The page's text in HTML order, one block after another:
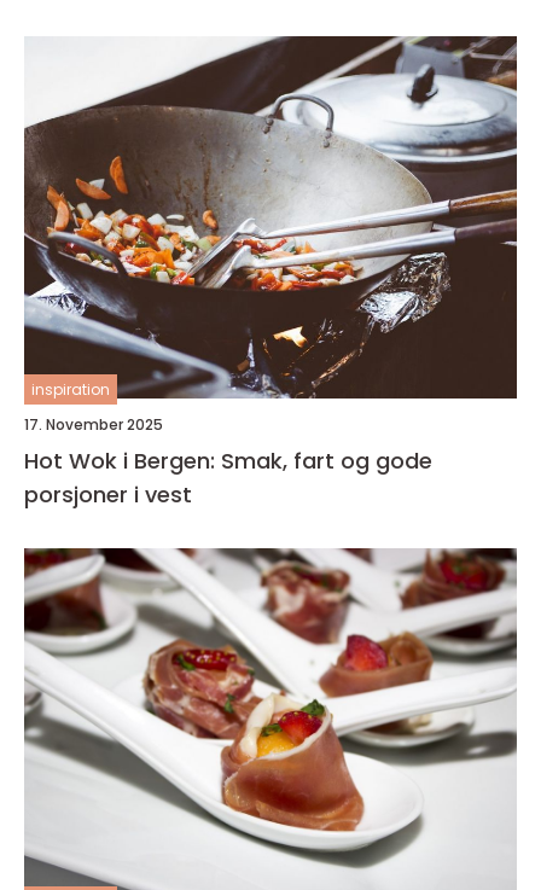
inspiration
17. November 2025
Hot Wok i Bergen: Smak, fart og gode
porsjoner i vest